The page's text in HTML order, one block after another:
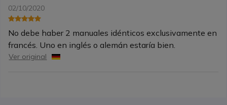
02/10/2020
No debe haber 2 manuales idénticos exclusivamente en
francés. Uno en inglés o alemán estaría bien.
Ver original